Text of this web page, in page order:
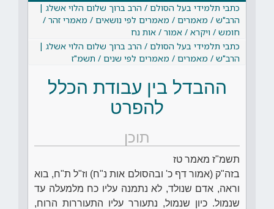
כתבי תלמידי בעל הסולם / הרב ברוך שלום הלוי אשלג |
הרב"ש / מאמרים / מאמרים לפי נושאים / מאמרי זהר /
חומש / ויקרא / אמור / אות נח
כתבי תלמידי בעל הסולם / הרב ברוך שלום הלוי אשלג |
הרב"ש / מאמרים / מאמרים לפי שנים / תשמ"ז
ההבדל בין עבודת הכלל
להפרט
תוכן
תשמ"ז מאמר טז
בזה"ק (אמור דף כ' ובהסולם אות נ"ח) וז"ל ת"ח, בוא
וראה, אדם שנולד, לא נתמנה עליו כח מלמעלה עד
שנמול. כיון שנמול, נתעורר עליו התעוררות הרוח,